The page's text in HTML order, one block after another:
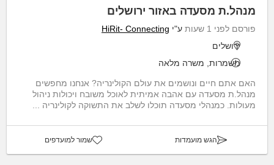
מנהל.ת מסעדה באזור ירושלים
פורסם לפני 1 שעות ע"י HiRit- Connecting
ירושלים
משמרות, משרה מלאה
האם אתם חיים ונושמים את עולם הקולינריה? אנחנו מחפשים
מנהל.ת מסעדה עם אהבה אמיתית לאוכל משובח ויכולות ניהול
מעולות. כמנהלי מסעדה תוכלו לשלב את התשוקה לקולינריה ...
הגש מועמדות שמור למועדפים